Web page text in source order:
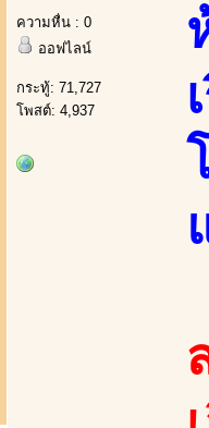
ความหื่น : 0
ออฟไลน์
กระทู้: 71,727
โพสต์: 4,937